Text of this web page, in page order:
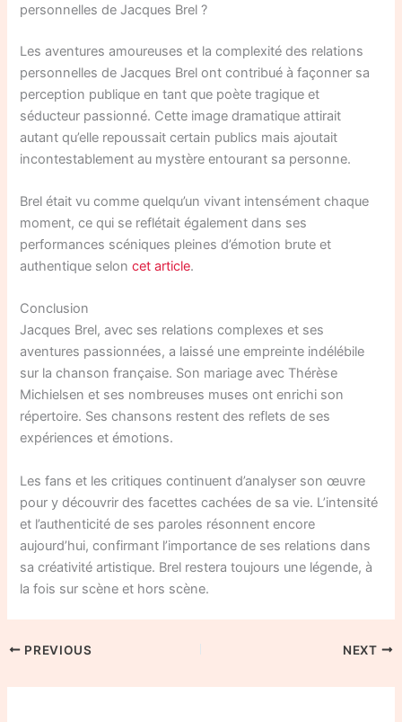
personnelles de Jacques Brel ?
Les aventures amoureuses et la complexité des relations
personnelles de Jacques Brel ont contribué à façonner sa
perception publique en tant que poète tragique et
séducteur passionné. Cette image dramatique attirait
autant qu’elle repoussait certain publics mais ajoutait
incontestablement au mystère entourant sa personne.
Brel était vu comme quelqu’un vivant intensément chaque
moment, ce qui se reflétait également dans ses
performances scéniques pleines d’émotion brute et
authentique seloncet article.
Conclusion
Jacques Brel, avec ses relations complexes et ses
aventures passionnées, a laissé une empreinte indélébile
sur la chanson française. Son mariage avec Thérèse
Michielsen et ses nombreuses muses ont enrichi son
répertoire. Ses chansons restent des reflets de ses
expériences et émotions.
Les fans et les critiques continuent d’analyser son œuvre
pour y découvrir des facettes cachées de sa vie. L’intensité
et l’authenticité de ses paroles résonnent encore
aujourd’hui, confirmant l’importance de ses relations dans
sa créativité artistique. Brel restera toujours une légende, à
la fois sur scène et hors scène.
PREVIOUS NEXT